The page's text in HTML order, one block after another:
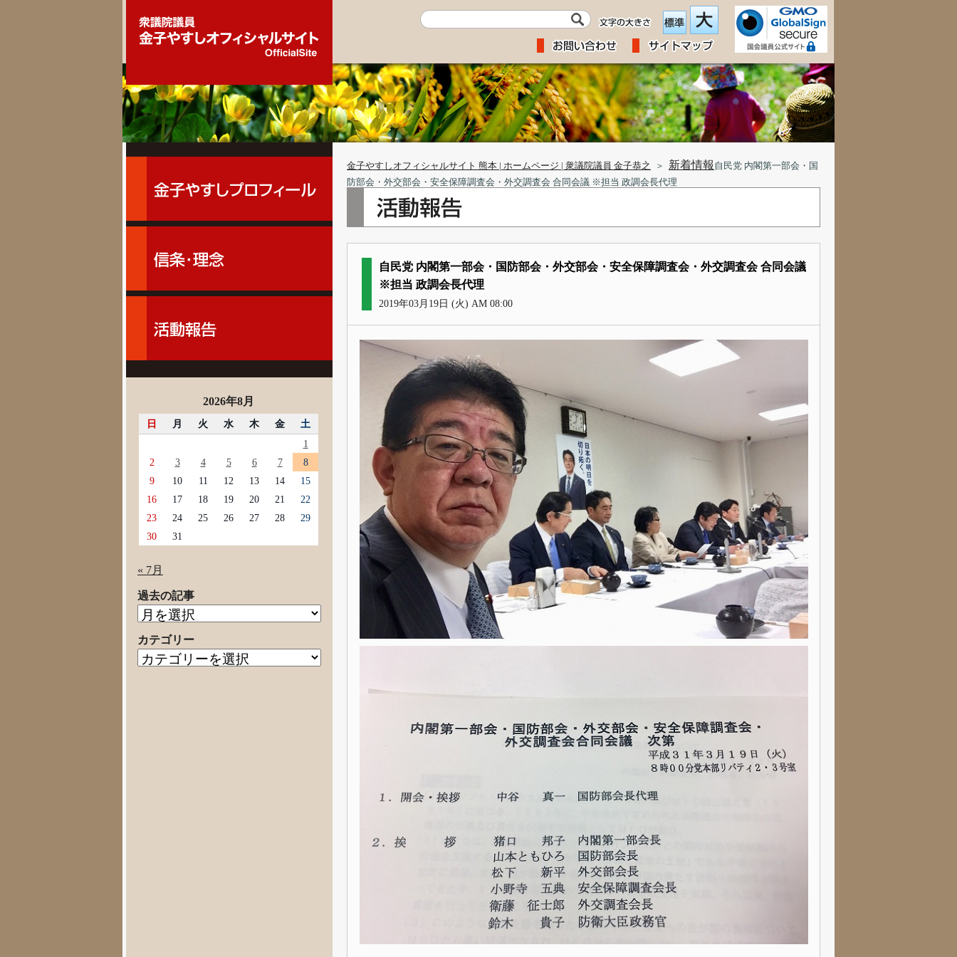
金子やすしオフィシャルサイト 熊本 | ホームページ | 衆議院議員 金子恭之 ＞ 新着情報 自民党 内閣第一部会・国
防部会・外交部会・安全保障調査会・外交調査会 合同会議 ※担当 政調会長代理
自民党 内閣第一部会・国防部会・外交部会・安全保障調査会・外交調査会 合同会議
※担当 政調会長代理
2019年03月19日 (火) AM 08:00
2026年8月
日 月 火 水 木 金
土
1
2
3 4 5 6 7
8
9
10 11 12 13 14
15
16
17 18 19 20 21
22
23
24 25 26 27 28
29
30
31
« 7月
過去の記事
過
の
記
カテゴリー
カ